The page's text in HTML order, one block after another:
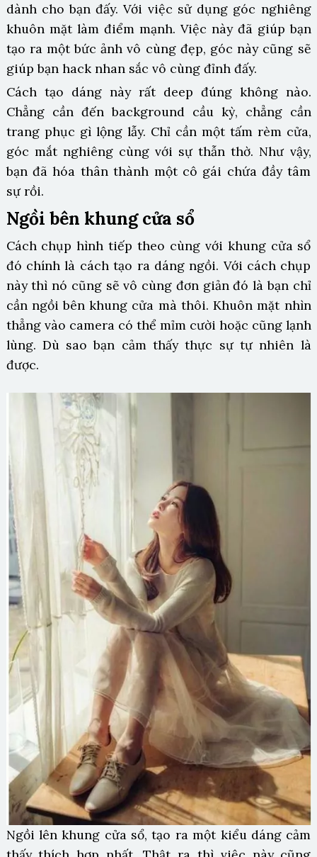
dành cho bạn đấy. Với việc sử dụng góc nghiêng
khuôn mặt làm điểm mạnh. Việc này đã giúp bạn
tạo ra một bức ảnh vô cùng đẹp, góc này cũng sẽ
giúp bạn hack nhan sắc vô cùng đỉnh đấy.
Cách tạo dáng này rất deep đúng không nào.
Chẳng cần đến background cầu kỳ, chẳng cần
trang phục gì lộng lẫy. Chỉ cần một tấm rèm cửa,
góc mắt nghiêng cùng với sự thẫn thờ. Như vậy,
bạn đã hóa thân thành một cô gái chứa đầy tâm
sự rồi.
Ngồi bên khung cửa sổ
Cách chụp hình tiếp theo cùng với khung cửa sổ
đó chính là cách tạo ra dáng ngồi. Với cách chụp
này thì nó cũng sẽ vô cùng đơn giản đó là bạn chỉ
cần ngồi bên khung cửa mà thôi. Khuôn mặt nhìn
thẳng vào camera có thể mỉm cười hoặc cũng lạnh
lùng. Dù sao bạn cảm thấy thực sự tự nhiên là
được.
Ngồi lên khung cửa sổ, tạo ra một kiểu dáng cảm